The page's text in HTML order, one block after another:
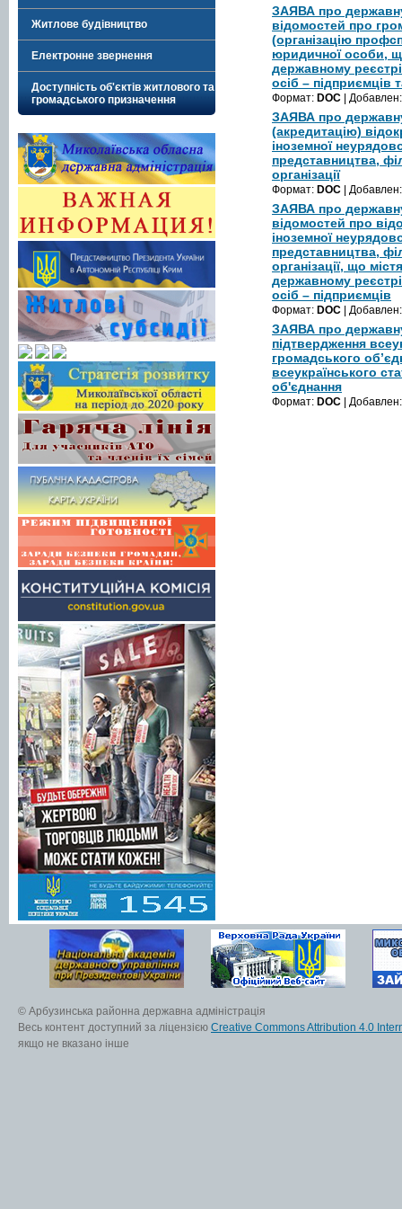
Житлове будівництво
Електронне звернення
Доступність об'єктів житлового та
громадського призначення
ЗАЯВА про
відомостей про
(організацію
юридичної особи,
державному
осіб –
Формат: DOC |
ЗАЯВА про
(акредитацію)
іноземної
представництва,
організації
Формат: DOC |
ЗАЯВА про
відомостей про
іноземної
представництва,
організації, що
державному
осіб – підприємців
Формат: DOC |
ЗАЯВА про
підтвердження
громадського
всеукраїнського
об'єднання
Формат: DOC |
© Арбузинська районна державна адміністрація
Весь контент доступний за ліцензією Creative Commons Attribution 4.0
якщо не вказано інше